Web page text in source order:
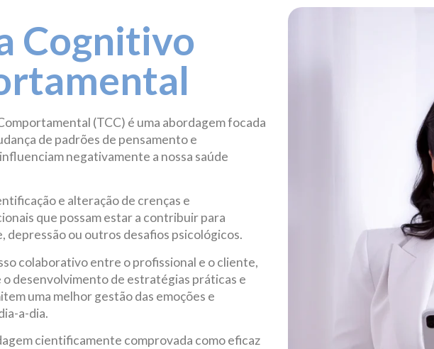
Cognitivo
(TCC) é uma abordagem focada
de padrões de pensamento e
negativamente a nossa saúde
e alteração de crenças e
que possam estar a contribuir para
depressão ou outros desafios psicológicos.
colaborativo entre o profissional e o cliente,
desenvolvimento de estratégias práticas e
uma melhor gestão das emoções e
a-dia.
cientificamente comprovada como eficaz